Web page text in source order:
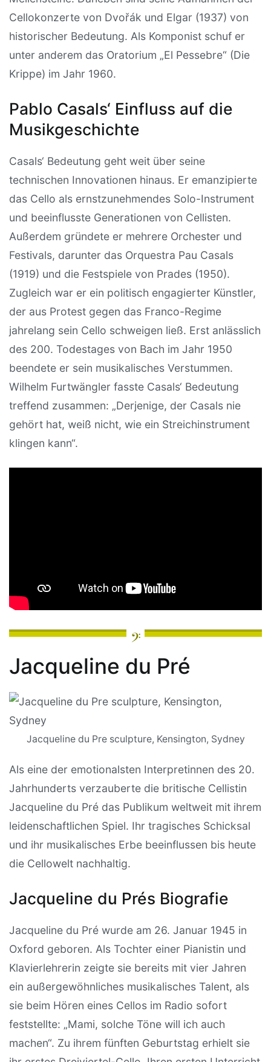
Cellokonzerte von Dvořák und Elgar (1937) von
historischer Bedeutung. Als Komponist schuf er
unter anderem das Oratorium „El Pessebre“ (Die
Krippe) im Jahr 1960.
Pablo Casals‘ Einfluss auf die
Musikgeschichte
Casals‘ Bedeutung geht weit über seine
technischen Innovationen hinaus. Er emanzipierte
das Cello als ernstzunehmendes Solo-Instrument
und beeinflusste Generationen von Cellisten.
Außerdem gründete er mehrere Orchester und
Festivals, darunter das Orquestra Pau Casals
(1919) und die Festspiele von Prades (1950).
Zugleich war er ein politisch engagierter Künstler,
der aus Protest gegen das Franco-Regime
jahrelang sein Cello schweigen ließ. Erst anlässlich
des 200. Todestages von Bach im Jahr 1950
beendete er sein musikalisches Verstummen.
Wilhelm Furtwängler fasste Casals‘ Bedeutung
treffend zusammen: „Derjenige, der Casals nie
gehört hat, weiß nicht, wie ein Streichinstrument
klingen kann“.
Jacqueline du Pré
Jacqueline du Pre sculpture, Kensington, Sydney
Als eine der emotionalsten Interpretinnen des 20.
Jahrhunderts verzauberte die britische Cellistin
Jacqueline du Pré das Publikum weltweit mit ihrem
leidenschaftlichen Spiel. Ihr tragisches Schicksal
und ihr musikalisches Erbe beeinflussen bis heute
die Cellowelt nachhaltig.
Jacqueline du Prés Biografie
Jacqueline du Pré wurde am 26. Januar 1945 in
Oxford geboren. Als Tochter einer Pianistin und
Klavierlehrerin zeigte sie bereits mit vier Jahren
ein außergewöhnliches musikalisches Talent, als
sie beim Hören eines Cellos im Radio sofort
feststellte: „Mami, solche Töne will ich auch
machen“. Zu ihrem fünften Geburtstag erhielt sie